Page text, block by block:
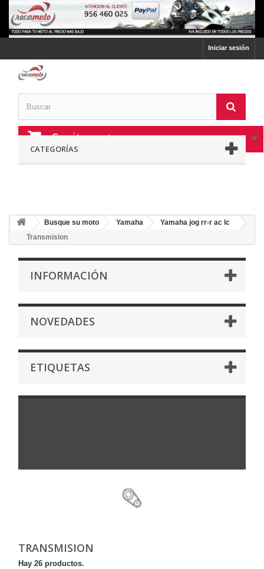
Iniciar sesión
Carrito:
CATEGORÍAS
Busque su moto Yamaha
Yamaha jog rr-r ac lc
Transmision
INFORMACIÓN
NOVEDADES
ETIQUETAS
TRANSMISION
Hay 26 productos.